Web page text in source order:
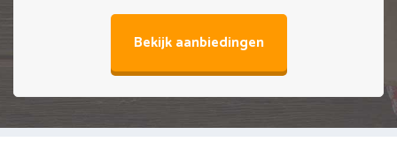
Bekijk aanbiedingen